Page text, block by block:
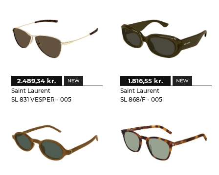
Saint Laurent
SL 831 VESPER - 005
2.489,34 kr.
Saint Laurent
SL 868/F - 005
1.816,55 kr.